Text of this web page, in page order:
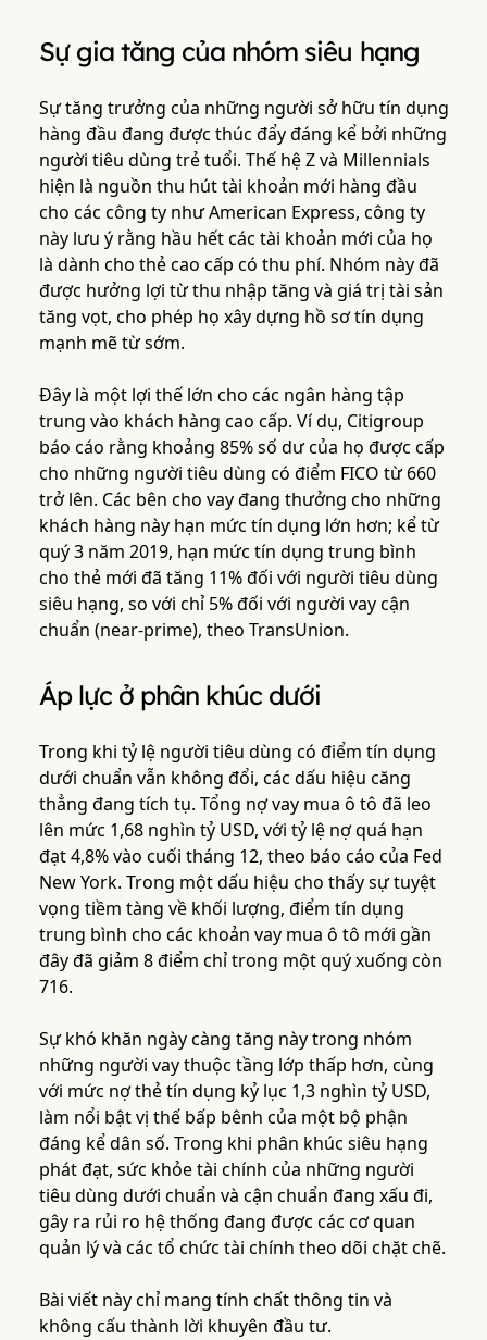
Sự gia tăng của nhóm siêu hạng
Sự tăng trưởng của những người sở hữu tín dụng
hàng đầu đang được thúc đẩy đáng kể bởi những
người tiêu dùng trẻ tuổi. Thế hệ Z và Millennials
hiện là nguồn thu hút tài khoản mới hàng đầu
cho các công ty như American Express, công ty
này lưu ý rằng hầu hết các tài khoản mới của họ
là dành cho thẻ cao cấp có thu phí. Nhóm này đã
được hưởng lợi từ thu nhập tăng và giá trị tài sản
tăng vọt, cho phép họ xây dựng hồ sơ tín dụng
mạnh mẽ từ sớm.
Đây là một lợi thế lớn cho các ngân hàng tập
trung vào khách hàng cao cấp. Ví dụ, Citigroup
báo cáo rằng khoảng 85% số dư của họ được cấp
cho những người tiêu dùng có điểm FICO từ 660
trở lên. Các bên cho vay đang thưởng cho những
khách hàng này hạn mức tín dụng lớn hơn; kể từ
quý 3 năm 2019, hạn mức tín dụng trung bình
cho thẻ mới đã tăng 11% đối với người tiêu dùng
siêu hạng, so với chỉ 5% đối với người vay cận
chuẩn (near-prime), theo TransUnion.
Áp lực ở phân khúc dưới
Trong khi tỷ lệ người tiêu dùng có điểm tín dụng
dưới chuẩn vẫn không đổi, các dấu hiệu căng
thẳng đang tích tụ. Tổng nợ vay mua ô tô đã leo
lên mức 1,68 nghìn tỷ USD, với tỷ lệ nợ quá hạn
đạt 4,8% vào cuối tháng 12, theo báo cáo của Fed
New York. Trong một dấu hiệu cho thấy sự tuyệt
vọng tiềm tàng về khối lượng, điểm tín dụng
trung bình cho các khoản vay mua ô tô mới gần
đây đã giảm 8 điểm chỉ trong một quý xuống còn
716.
Sự khó khăn ngày càng tăng này trong nhóm
những người vay thuộc tầng lớp thấp hơn, cùng
với mức nợ thẻ tín dụng kỷ lục 1,3 nghìn tỷ USD,
làm nổi bật vị thế bấp bênh của một bộ phận
đáng kể dân số. Trong khi phân khúc siêu hạng
phát đạt, sức khỏe tài chính của những người
tiêu dùng dưới chuẩn và cận chuẩn đang xấu đi,
gây ra rủi ro hệ thống đang được các cơ quan
quản lý và các tổ chức tài chính theo dõi chặt chẽ.
Bài viết này chỉ mang tính chất thông tin và
không cấu thành lời khuyên đầu tư.